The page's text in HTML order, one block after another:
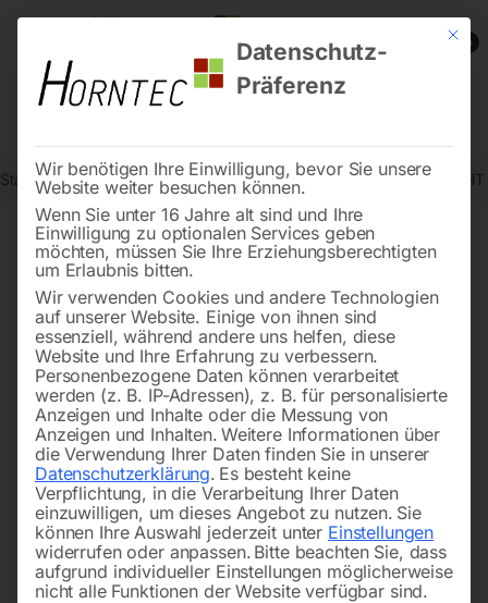
0
Start Werkstatttechnik Betriebsausstattung Scherenhubtisch SHT
Mit
Datenschutz-
Präferenz
Wir benötigen Ihre Einwilligung, bevor Sie unsere
Website weiter besuchen können.
Wenn Sie unter 16 Jahre alt sind und Ihre
Einwilligung zu optionalen Services geben
möchten, müssen Sie Ihre Erziehungsberechtigten
um Erlaubnis bitten.
Wir verwenden Cookies und andere Technologien
auf unserer Website. Einige von ihnen sind
essenziell, während andere uns helfen, diese
Website und Ihre Erfahrung zu verbessern.
Personenbezogene Daten können verarbeitet
werden (z. B. IP-Adressen), z. B. für personalisierte
Anzeigen und Inhalte oder die Messung von
Anzeigen und Inhalten. Weitere Informationen über
die Verwendung Ihrer Daten finden Sie in unserer
Datenschutzerklärung. Es besteht keine
Verpflichtung, in die Verarbeitung Ihrer Daten
einzuwilligen, um dieses Angebot zu nutzen. Sie
können Ihre Auswahl jederzeit unter Einstellungen
widerrufen oder anpassen. Bitte beachten Sie, dass
aufgrund individueller Einstellungen möglicherweise
nicht alle Funktionen der Website verfügbar sind.